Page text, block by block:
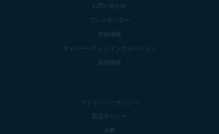
お問い合わせ
プレスセンター
技術情報
ダイバーシティとインクルージョン
採用情報
プライバシーポリシー
製品ポリシー
法務